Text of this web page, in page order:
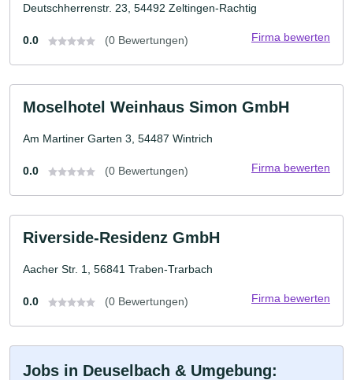
Deutschherrenstr. 23, 54492 Zeltingen-Rachtig
0.0 (0 Bewertungen) Firma bewerten
Moselhotel Weinhaus Simon GmbH
Am Martiner Garten 3, 54487 Wintrich
0.0 (0 Bewertungen) Firma bewerten
Riverside-Residenz GmbH
Aacher Str. 1, 56841 Traben-Trarbach
0.0 (0 Bewertungen) Firma bewerten
Jobs in Deuselbach & Umgebung: